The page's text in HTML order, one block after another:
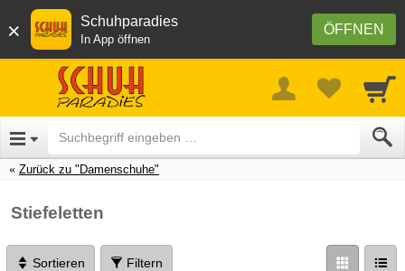
× ÖFFNEN
Schuhparadies
In App öffnen
Zurück zu "Damenschuhe"
Stiefeletten
Sortieren Filtern